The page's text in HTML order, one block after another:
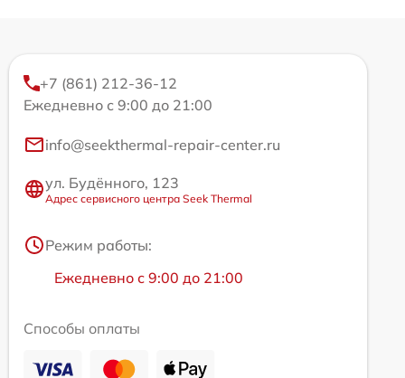
+7 (861) 212-36-12
Ежедневно с 9:00 до 21:00
info@seekthermal-repair-center.ru
ул. Будённого, 123
Адрес сервисного центра Seek Thermal
Режим работы:
Ежедневно с 9:00 до 21:00
Способы оплаты